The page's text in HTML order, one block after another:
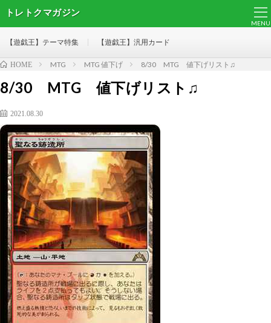
トレトクマガジン
MENU
【遊戯王】テーマ特集 【遊戯王】汎用カード
HOME MTG MTG 値下げ 8/30 MTG 値下げリスト♫
8/30 MTG 値下げリスト♫
2021.08.30